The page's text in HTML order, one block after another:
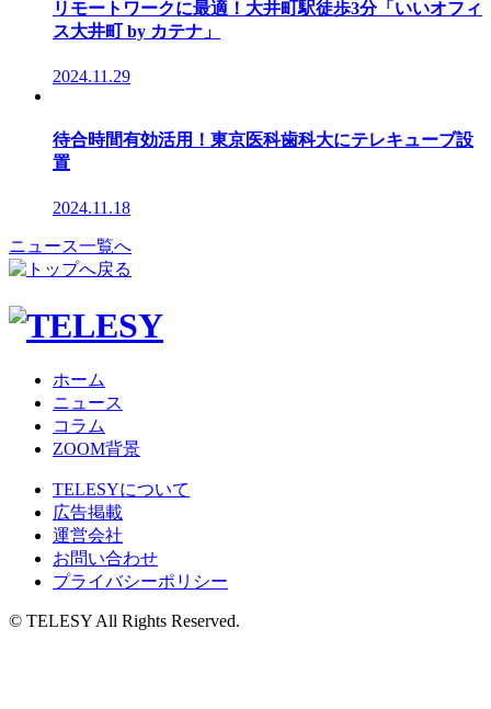
リモートワークに最適！大井町駅徒歩3分「いいオフィ
ス大井町 by カテナ」
2024.11.29
待合時間有効活用！東京医科歯科大にテレキューブ設
置
2024.11.18
ニュース一覧へ
ホーム
ニュース
コラム
ZOOM背景
TELESYについて
広告掲載
運営会社
お問い合わせ
プライバシーポリシー
© TELESY All Rights Reserved.